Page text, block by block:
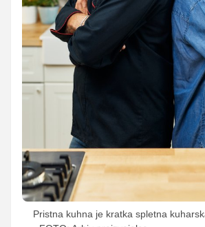
Pristna kuhna je kratka spletna